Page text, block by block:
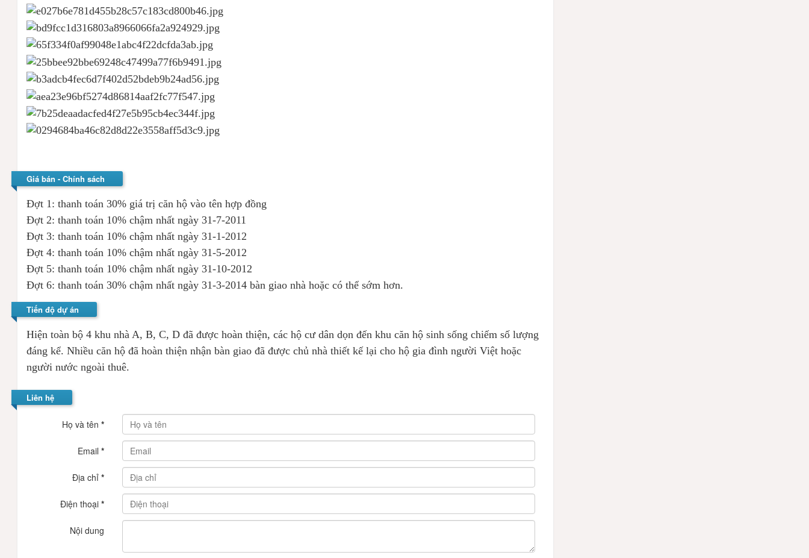
Giá bán - Chính sách
Đợt 1: thanh toán 30% giá trị căn hộ vào tên hợp đồng
Đợt 2: thanh toán 10% chậm nhất ngày 31-7-2011
Đợt 3: thanh toán 10% chậm nhất ngày 31-1-2012
Đợt 4: thanh toán 10% chậm nhất ngày 31-5-2012
Đợt 5: thanh toán 10% chậm nhất ngày 31-10-2012
Đợt 6: thanh toán 30% chậm nhất ngày 31-3-2014 bàn giao nhà hoặc có thể sớm hơn.
Tiến độ dự án
Hiện toàn bộ 4 khu nhà A, B, C, D đã được hoàn thiện, các hộ cư dân dọn đến khu căn hộ sinh sống chiếm số lượng
đáng kể. Nhiều căn hộ đã hoàn thiện nhận bàn giao đã được chủ nhà thiết kế lại cho hộ gia đình người Việt hoặc
người nước ngoài thuê.
Liên hệ
Họ và tên *
Email *
Địa chỉ *
Điện thoại *
Nội dung